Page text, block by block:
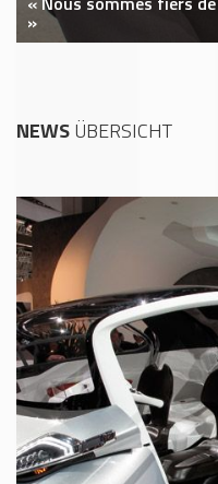
»
NEWSÜBERSICHT